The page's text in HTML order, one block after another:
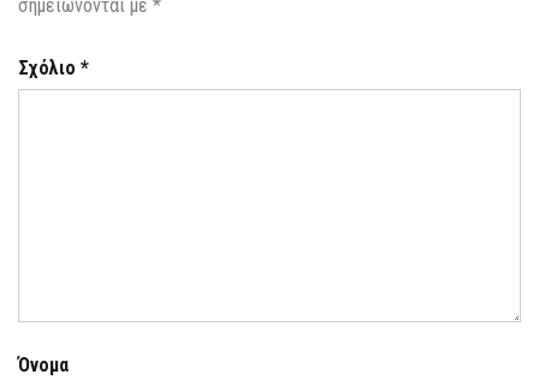
σημειώνονται με *
Σχόλιο *
Όνομα